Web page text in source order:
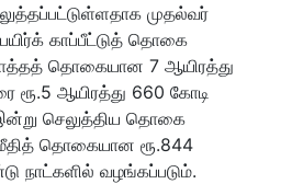
முதல்வர்
பயிர்க் காப்பீட்டுத் தொகை
தொகையான 7 ஆயிரத்து
ரூ.5 ஆயிரத்து 660 கோடி
செலுத்திய தொகை
தொகையான ரூ.844
நாட்களில் வழங்கப்படும்.